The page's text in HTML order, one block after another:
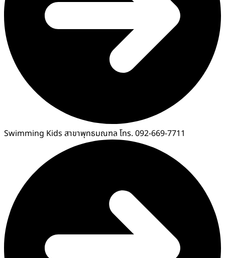
Swimming Kids สาขาพุทธมณฑล โทร. 092-669-7711